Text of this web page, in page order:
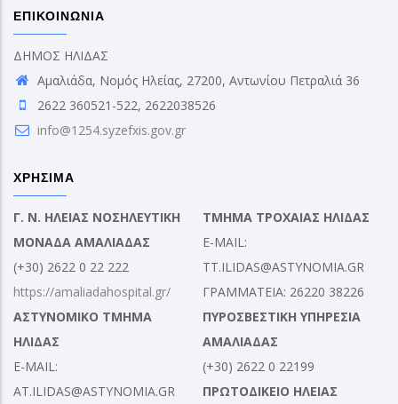
ΕΠΙΚΟΙΝΩΝΙΑ
ΔΗΜΟΣ ΗΛΙΔΑΣ
Αμαλιάδα, Νομός Ηλείας, 27200, Αντωνίου Πετραλιά 36
2622 360521-522, 2622038526
info@1254.syzefxis.gov.gr
ΧΡΗΣΙΜΑ
Γ. Ν. ΗΛΕΙΑΣ ΝΟΣΗΛΕΥΤΙΚΗ
ΜΟΝΑΔΑ ΑΜΑΛΙΑΔΑΣ
(+30) 2622 0 22 222
https://amaliadahospital.gr/
ΑΣΤΥΝΟΜΙΚΟ ΤΜΗΜΑ
ΗΛΙΔΑΣ
E-MAIL:
AT.ILIDAS@ASTYNOMIA.GR
ΤΜΗΜΑ ΤΡΟΧΑΙΑΣ ΗΛΙΔΑΣ
E-MAIL:
TT.ILIDAS@ASTYNOMIA.GR
ΓΡΑΜΜΑΤΕΙΑ: 26220 38226
ΠΥΡΟΣΒΕΣΤΙΚΗ ΥΠΗΡΕΣΙΑ
ΑΜΑΛΙΑΔΑΣ
(+30) 2622 0 22199
ΠΡΩΤΟΔΙΚΕΙΟ ΗΛΕΙΑΣ